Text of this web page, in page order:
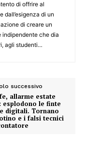
di offrire al
dall’esigenza di un
di creare un
che dia
agli studenti…
successivo
allarme estate
esplodono le finte
digitali. Tornano
e i falsi tecnici